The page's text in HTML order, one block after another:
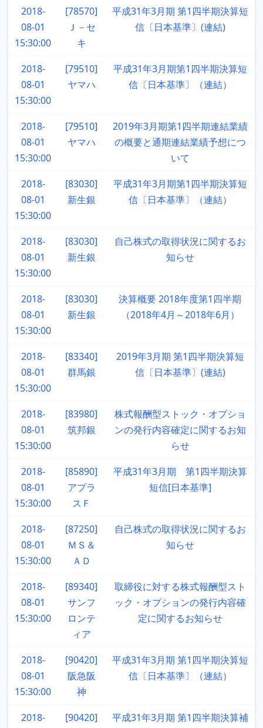
2018-
08-01
15:30:00
[78570]
Ｊ－セ
キ
平成31年3月期 第1四半期決算短
信〔日本基準〕(連結)
2018-
08-01
15:30:00
[79510]
ヤマハ
平成31年3月期第1四半期決算短
信〔日本基準〕（連結）
2018-
08-01
15:30:00
[79510]
ヤマハ
2019年3月期第1四半期連結業績
の概要と通期連結業績予想につ
いて
2018-
08-01
15:30:00
[83030]
新生銀
平成31年3月期第1四半期決算短
信〔日本基準〕（連結）
2018-
08-01
15:30:00
[83030]
新生銀
自己株式の取得状況に関するお
知らせ
2018-
08-01
15:30:00
[83030]
新生銀
決算概要 2018年度第1四半期
（2018年4月～2018年6月）
2018-
08-01
15:30:00
[83340]
群馬銀
2019年3月期 第1四半期決算短
信〔日本基準〕(連結)
2018-
08-01
15:30:00
[83980]
筑邦銀
株式報酬型ストック・オプショ
ンの発行内容確定に関するお知
らせ
2018-
08-01
15:30:00
[85890]
アプラ
スＦ
平成31年3月期 第1四半期決算
短信[日本基準]
2018-
08-01
15:30:00
[87250]
ＭＳ＆
ＡＤ
自己株式の取得状況に関するお
知らせ
2018-
08-01
15:30:00
[89340]
サンフ
ロンテ
ィア
取締役に対する株式報酬型スト
ック・オプションの発行内容確
定に関するお知らせ
2018-
08-01
15:30:00
[90420]
阪急阪
神
平成31年3月期 第1四半期決算短
信〔日本基準〕（連結）
2018-
[90420]
平成31年3月期 第1四半期決算補